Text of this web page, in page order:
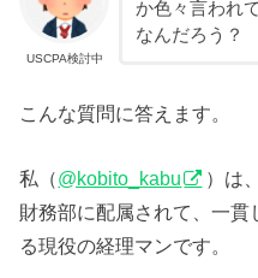
USCPA検討中
か色々言われ
なんだろう？
こんな質問に答えます。
私（@kobito_kabu
）は
財務部に配属されて、一
る現役の経理マンです。